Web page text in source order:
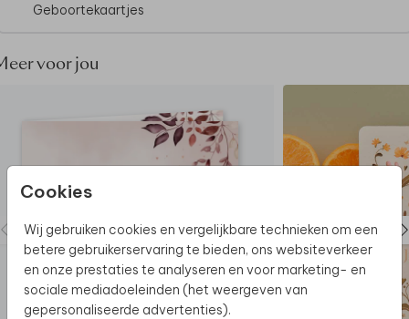
Cookies
Wij gebruiken cookies en vergelijkbare technieken om een
betere gebruikerservaring te bieden, ons websiteverkeer
en onze prestaties te analyseren en voor marketing- en
sociale mediadoeleinden (het weergeven van
gepersonaliseerde advertenties).
Geboortekaartjes
voor jou